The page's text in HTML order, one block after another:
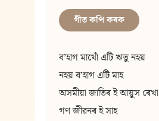
গীত কপি কৰক
বʼহাগ মাথোঁ এটি ঋতু নহয়
নহয় বʼহাগ এটি মাহ
অসমীয়া জাতিৰ ই আয়ুস ৰেখা
গণ জীৱনৰ ই সাহ